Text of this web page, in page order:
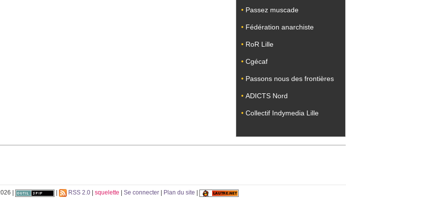
• Passez muscade
• Fédération anarchiste
• RoR Lille
• Cgécaf
• Passons nous des frontières
• ADICTS Nord
• Collectif Indymedia Lille
| RSS 2.0 squelette Se connecter Plan du site